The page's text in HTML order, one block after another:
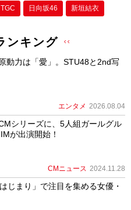
TGC 日向坂46 新垣結衣
ンキング
動力は「愛」。STU48と2nd写
エンタメ 2026.08.04
シリーズに、5人組ガールグル
が出演開始！
CMニュース 2024.11.28
じまり」で注目を集める女優・